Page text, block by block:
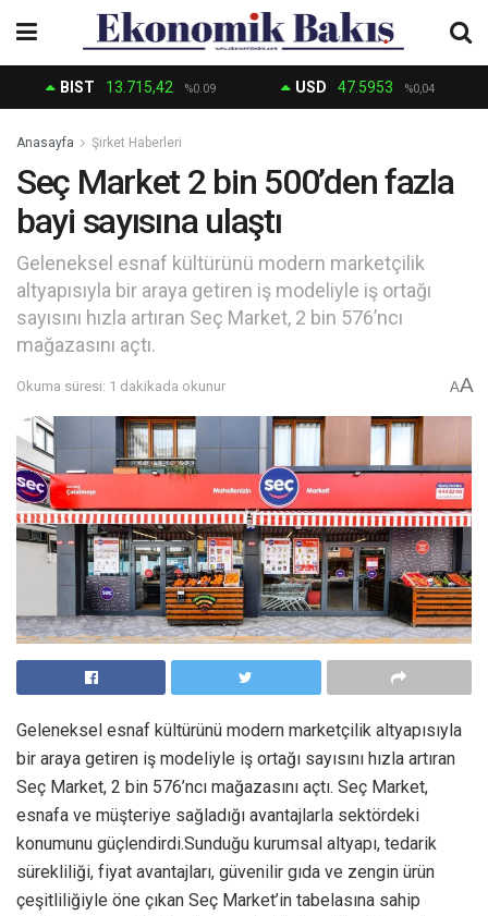
BIST 13.715,42 %0.09 USD 47.5953 %0,04
Anasayfa Şirket Haberleri
Seç Market 2 bin 500’den fazla
bayi sayısına ulaştı
Geleneksel esnaf kültürünü modern marketçilik
altyapısıyla bir araya getiren iş modeliyle iş ortağı
sayısını hızla artıran Seç Market, 2 bin 576’ncı
mağazasını açtı.
Okuma süresi: 1 dakikada okunur AA
Geleneksel esnaf kültürünü modern marketçilik altyapısıyla
bir araya getiren iş modeliyle iş ortağı sayısını hızla artıran
Seç Market, 2 bin 576’ncı mağazasını açtı. Seç Market,
esnafa ve müşteriye sağladığı avantajlarla sektördeki
konumunu güçlendirdi.Sunduğu kurumsal altyapı, tedarik
sürekliliği, fiyat avantajları, güvenilir gıda ve zengin ürün
çeşitliliğiyle öne çıkan Seç Market’in tabelasına sahip